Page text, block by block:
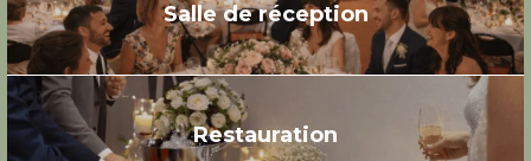
Salle de réception
Restauration